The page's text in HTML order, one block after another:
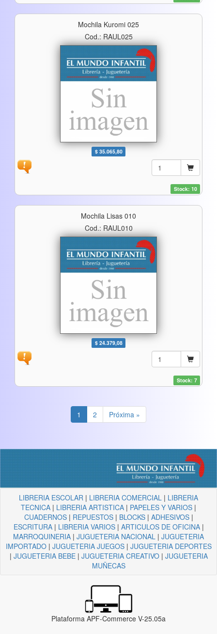
Mochila Kuromi 025
Cod.: RAUL025
$ 35.065,80
Stock: 10
Mochila Lisas 010
Cod.: RAUL010
$ 24.379,08
Stock: 7
1 2 Próxima »
LIBRERIA ESCOLAR | LIBRERIA COMERCIAL | LIBRERIA
TECNICA | LIBRERIA ARTISTICA | PAPELES Y VARIOS |
CUADERNOS| REPUESTOS| BLOCKS| ADHESIVOS|
ESCRITURA| LIBRERIA VARIOS| ARTICULOS DE OFICINA|
MARROQUINERIA | JUGUETERIA NACIONAL | JUGUETERIA
IMPORTADO| JUGUETERIA JUEGOS| JUGUETERIA DEPORTES
| JUGUETERIA BEBE| JUGUETERIA CREATIVO| JUGUETERIA
MUÑECAS
Plataforma APF-Commerce V-25.05a